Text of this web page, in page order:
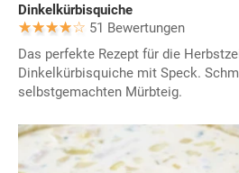
Dinkelkürbisquiche
51 Bewertungen
Das perfekte Rezept für die
Dinkelkürbisquiche mit Speck.
selbstgemachten Mürbteig.